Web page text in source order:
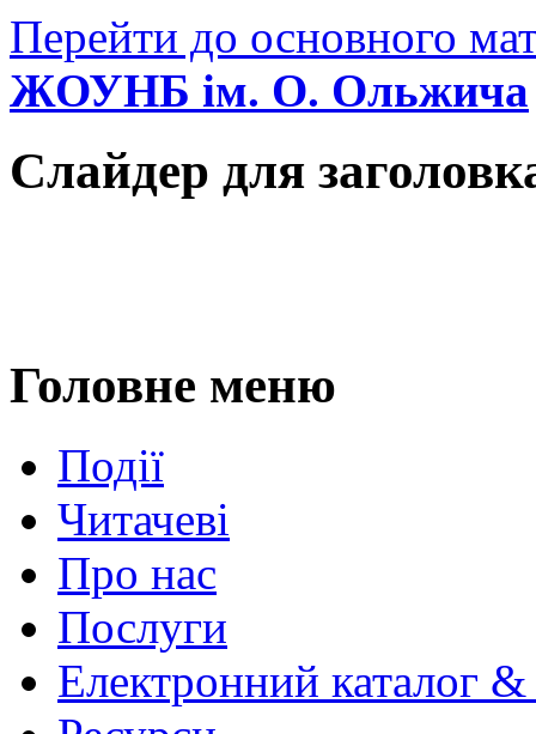
Перейти до основного
ЖОУНБ ім. О. Ольжича
Слайдер для
Головне меню
Події
Читачеві
Про нас
Послуги
Електронний каталог